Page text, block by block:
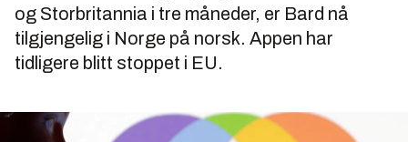
og Storbritannia i tre måneder, er Bard nå
tilgjengelig i Norge på norsk. Appen har
tidligere blitt stoppet i EU.